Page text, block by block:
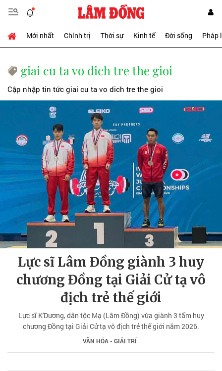
Mới nhất Chính trị Thời sự Kinh tế Đời sống Pháp
giai cu ta vo dich tre the gioi
Cập nhập tin tức giai cu ta vo dich tre the gioi
Lực sĩ Lâm Đồng giành 3 huy
chương Đồng tại Giải Cử tạ vô
địch trẻ thế giới
Lực sĩ K'Dương, dân tộc Mạ (Lâm Đồng) vừa giành 3 tấm huy
chương Đồng tại Giải Cử tạ vô địch trẻ thế giới năm 2026.
VĂN HÓA - GIẢI TRÍ